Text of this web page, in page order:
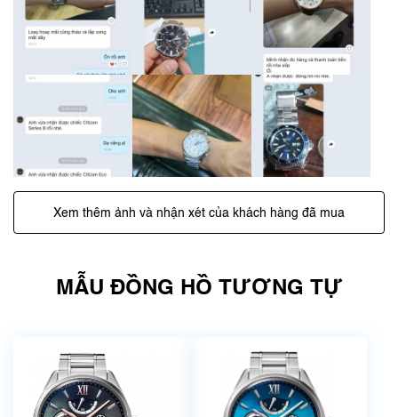
Xem thêm ảnh và nhận xét của khách hàng đã mua
MẪU ĐỒNG HỒ TƯƠNG TỰ